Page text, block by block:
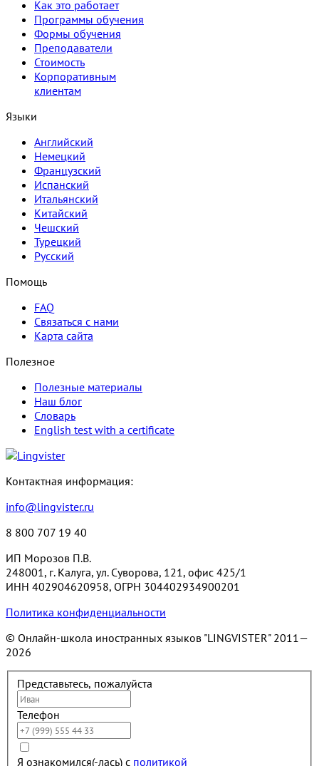
Как это работает
Программы обучения
Формы обучения
Преподаватели
Стоимость
Корпоративным
клиентам
Языки
Английский
Немецкий
Французский
Испанский
Итальянский
Китайский
Чешский
Турецкий
Русский
Помощь
FAQ
Связаться с нами
Карта сайта
Полезное
Полезные материалы
Наш блог
Словарь
English test with a certificate
Контактная информация:
info@lingvister.ru
8 800 707 19 40
ИП Морозов П.В.
248001, г. Калуга, ул. Суворова, 121, офис 425/1
ИНН 402904620958, ОГРН 304402934900201
Политика конфиденциальности
© Онлайн-школа иностранных языков "LINGVISTER" 2011—
2026
Представьтесь, пожалуйста
Телефон
Я ознакомился(-лась) с политикой